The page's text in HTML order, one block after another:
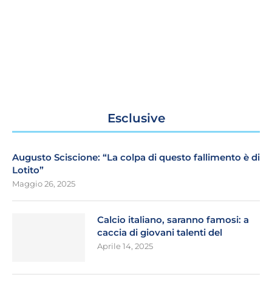
Esclusive
Augusto Sciscione: “La colpa di questo fallimento è di
Lotito”
Maggio 26, 2025
Calcio italiano, saranno famosi: a
caccia di giovani talenti del
Aprile 14, 2025